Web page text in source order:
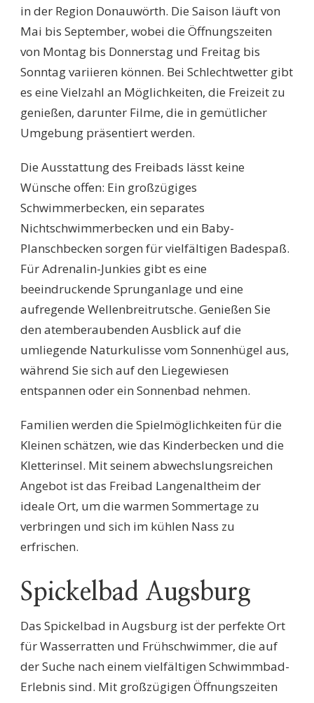
in der Region Donauwörth. Die Saison läuft von
Mai bis September, wobei die Öffnungszeiten
von Montag bis Donnerstag und Freitag bis
Sonntag variieren können. Bei Schlechtwetter gibt
es eine Vielzahl an Möglichkeiten, die Freizeit zu
genießen, darunter Filme, die in gemütlicher
Umgebung präsentiert werden.
Die Ausstattung des Freibads lässt keine
Wünsche offen: Ein großzügiges
Schwimmerbecken, ein separates
Nichtschwimmerbecken und ein Baby-
Planschbecken sorgen für vielfältigen Badespaß.
Für Adrenalin-Junkies gibt es eine
beeindruckende Sprunganlage und eine
aufregende Wellenbreitrutsche. Genießen Sie
den atemberaubenden Ausblick auf die
umliegende Naturkulisse vom Sonnenhügel aus,
während Sie sich auf den Liegewiesen
entspannen oder ein Sonnenbad nehmen.
Familien werden die Spielmöglichkeiten für die
Kleinen schätzen, wie das Kinderbecken und die
Kletterinsel. Mit seinem abwechslungsreichen
Angebot ist das Freibad Langenaltheim der
ideale Ort, um die warmen Sommertage zu
verbringen und sich im kühlen Nass zu
erfrischen.
Spickelbad Augsburg
Das Spickelbad in Augsburg ist der perfekte Ort
für Wasserratten und Frühschwimmer, die auf
der Suche nach einem vielfältigen Schwimmbad-
Erlebnis sind. Mit großzügigen Öffnungszeiten